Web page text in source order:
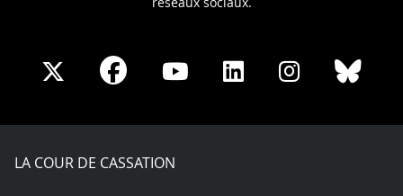
Share
X
Share
Facebook
Share
Youtube
Share
LinkedIn
Share
Instagram
LA COUR DE CASSATION